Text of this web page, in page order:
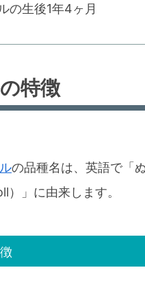
の生後1年4ヶ月
特徴
の品種名は、英語で「
」に由来します。